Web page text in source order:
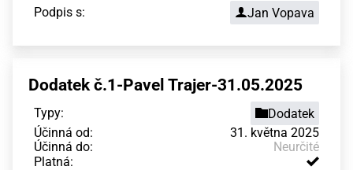
Podpis s:
Jan Vopava
Dodatek č.1-Pavel Trajer-31.05.2025
Typy:
Dodatek
Účinná od:
31. května 2025
Účinná do:
Neurčité
Platná: